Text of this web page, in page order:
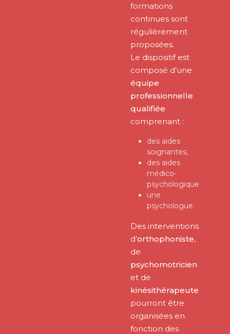
formations
continues sont
régulièrement
proposées.
Le dispositif est
composé d’une
équipe
professionnelle
qualifiée
comprenant :
des aides
soignantes,
des aides
médico-
psychologique
une
psychologue.
Des interventions
d’orthophoniste,
de
psychomotricien
et de
kinésithérapeute
pourront être
organisées en
fonction des